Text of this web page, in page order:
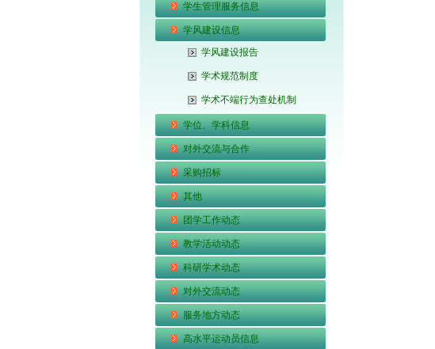
学生管理服务信息
学风建设信息
学风建设报告
学术规范制度
学术不端行为查处机制
学位、学科信息
对外交流与合作
采购招标
其他
团学工作动态
教学活动动态
科研学术动态
对外交流动态
服务地方动态
高水平运动员信息